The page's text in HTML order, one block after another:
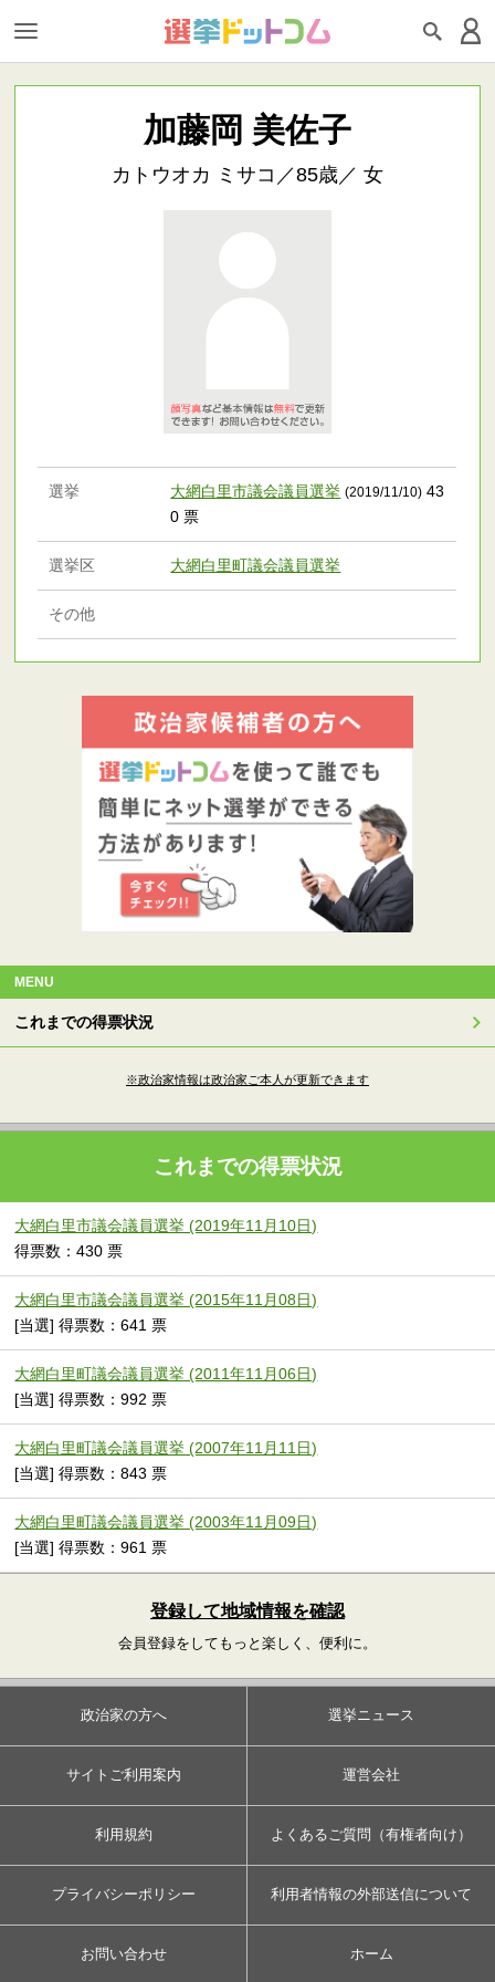
加藤岡 美佐子
カトウオカ ミサコ／85歳／ 女
選挙 大網白里市議会議員選挙 (2019/11/10) 43
0 票
選挙区 大網白里町議会議員選挙
その他
MENU
これまでの得票状況
※政治家情報は政治家ご本人が更新できます
これまでの得票状況
大網白里市議会議員選挙 (2019年11月10日)
得票数：430 票
大網白里市議会議員選挙 (2015年11月08日)
[当選] 得票数：641 票
大網白里町議会議員選挙 (2011年11月06日)
[当選] 得票数：992 票
大網白里町議会議員選挙 (2007年11月11日)
[当選] 得票数：843 票
大網白里町議会議員選挙 (2003年11月09日)
[当選] 得票数：961 票
登録して地域情報を確認
会員登録をしてもっと楽しく、便利に。
政治家の方へ 選挙ニュース
サイトご利用案内 運営会社
利用規約 よくあるご質問（有権者向け）
プライバシーポリシー 利用者情報の外部送信について
お問い合わせ ホーム